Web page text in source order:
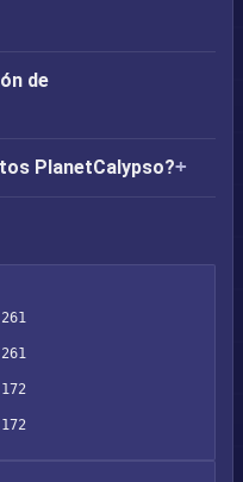
de
PlanetCalypso?